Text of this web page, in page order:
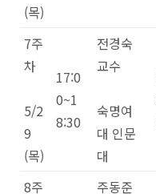
(목)
7주
차
5/2
9
(목)
17:0
0~1
8:30
전경숙
교수
숙명여
대 인문
대
8주
주동준